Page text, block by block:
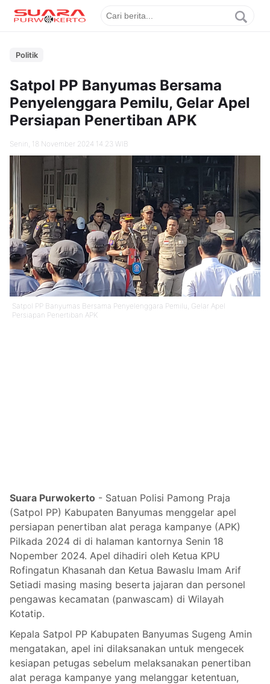
Politik
Satpol PP Banyumas Bersama
Penyelenggara Pemilu, Gelar Apel
Persiapan Penertiban APK
Senin, 18 November 2024 14.23 WIB
Satpol PP Banyumas Bersama Penyelenggara Pemilu, Gelar Apel
Persiapan Penertiban APK
Suara Purwokerto - Satuan Polisi Pamong Praja
(Satpol PP) Kabupaten Banyumas menggelar apel
persiapan penertiban alat peraga kampanye (APK)
Pilkada 2024 di di halaman kantornya Senin 18
Nopember 2024. Apel dihadiri oleh Ketua KPU
Rofingatun Khasanah dan Ketua Bawaslu Imam Arif
Setiadi masing masing beserta jajaran dan personel
pengawas kecamatan (panwascam) di Wilayah
Kotatip.
Kepala Satpol PP Kabupaten Banyumas Sugeng Amin
mengatakan, apel ini dilaksanakan untuk mengecek
kesiapan petugas sebelum melaksanakan penertiban
alat peraga kampanye yang melanggar ketentuan,